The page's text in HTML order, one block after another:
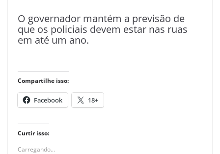
O governador mantém a previsão de
que os policiais devem estar nas ruas
em até um ano.
Compartilhe isso:
Facebook 18+
Curtir isso:
Carregando...